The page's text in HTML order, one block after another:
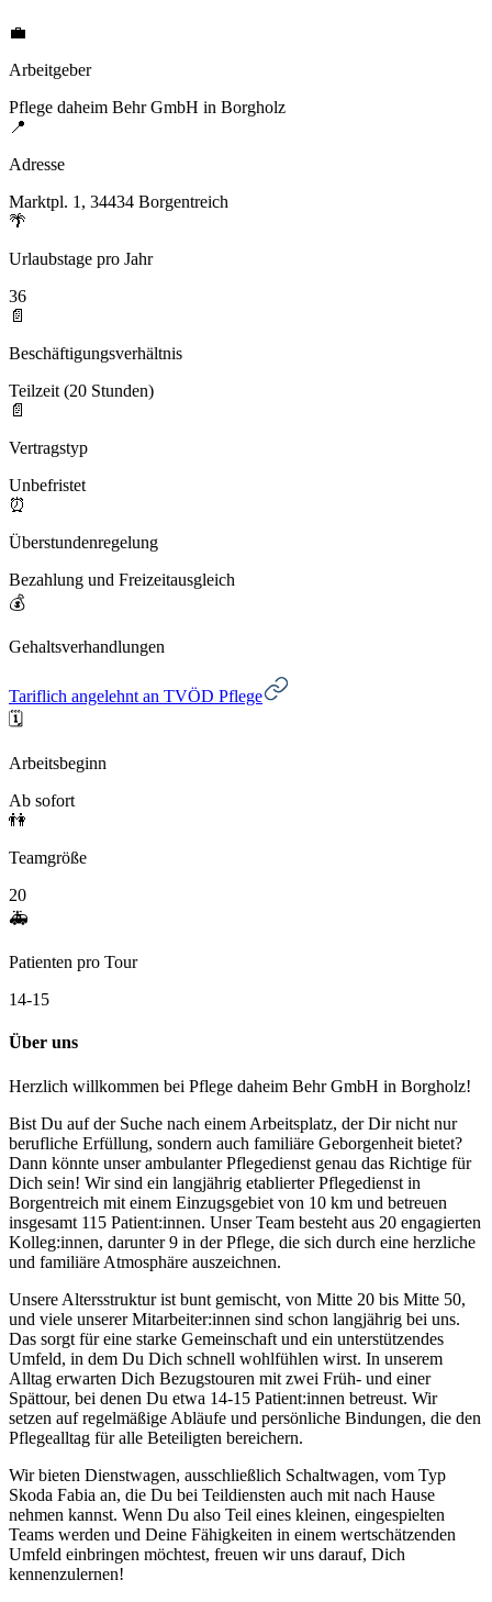
💼
Arbeitgeber
Pflege daheim Behr GmbH in Borgholz
📍
Adresse
Marktpl. 1, 34434 Borgentreich
🌴
Urlaubstage pro Jahr
36
📄
Beschäftigungsverhältnis
Teilzeit (20 Stunden)
📄
Vertragstyp
Unbefristet
⏰
Überstundenregelung
Bezahlung und Freizeitausgleich
💰
Gehaltsverhandlungen
Tariflich angelehnt an TVÖD Pflege
🗓️
Arbeitsbeginn
Ab sofort
👫
Teamgröße
20
🚑
Patienten pro Tour
14-15
Über uns
Herzlich willkommen bei Pflege daheim Behr GmbH in Borgholz!
Bist Du auf der Suche nach einem Arbeitsplatz, der Dir nicht nur
berufliche Erfüllung, sondern auch familiäre Geborgenheit bietet?
Dann könnte unser ambulanter Pflegedienst genau das Richtige für
Dich sein! Wir sind ein langjährig etablierter Pflegedienst in
Borgentreich mit einem Einzugsgebiet von 10 km und betreuen
insgesamt 115 Patient:innen. Unser Team besteht aus 20 engagierten
Kolleg:innen, darunter 9 in der Pflege, die sich durch eine herzliche
und familiäre Atmosphäre auszeichnen.
Unsere Altersstruktur ist bunt gemischt, von Mitte 20 bis Mitte 50,
und viele unserer Mitarbeiter:innen sind schon langjährig bei uns.
Das sorgt für eine starke Gemeinschaft und ein unterstützendes
Umfeld, in dem Du Dich schnell wohlfühlen wirst. In unserem
Alltag erwarten Dich Bezugstouren mit zwei Früh- und einer
Spättour, bei denen Du etwa 14-15 Patient:innen betreust. Wir
setzen auf regelmäßige Abläufe und persönliche Bindungen, die den
Pflegealltag für alle Beteiligten bereichern.
Wir bieten Dienstwagen, ausschließlich Schaltwagen, vom Typ
Skoda Fabia an, die Du bei Teildiensten auch mit nach Hause
nehmen kannst. Wenn Du also Teil eines kleinen, eingespielten
Teams werden und Deine Fähigkeiten in einem wertschätzenden
Umfeld einbringen möchtest, freuen wir uns darauf, Dich
kennenzulernen!